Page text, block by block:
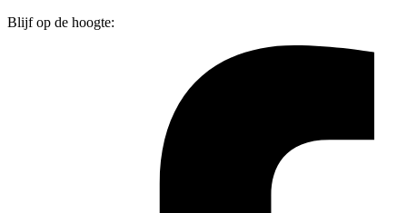
Blijf op de hoogte: